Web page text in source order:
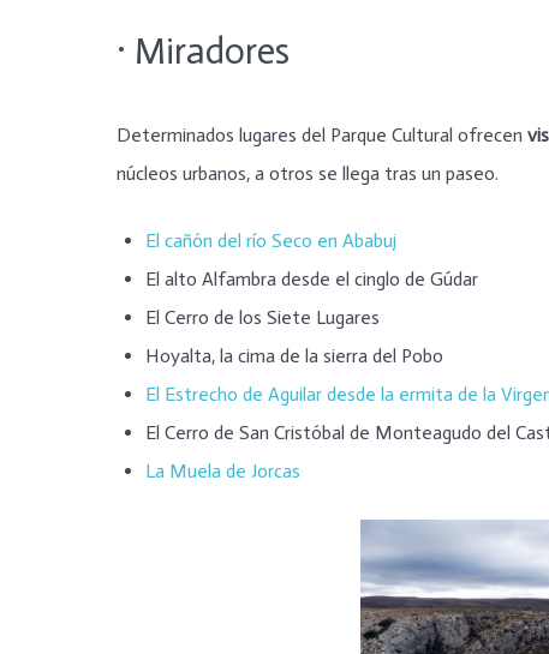
· Miradores
Determinados lugares del Parque Cultural ofrecen
núcleos urbanos, a otros se llega tras un paseo.
El cañón del río Seco en Ababuj
El alto Alfambra desde el cinglo de Gúdar
El Cerro de los Siete Lugares
Hoyalta, la cima de la sierra del Pobo
El Estrecho de Aguilar desde la ermita de la
El Cerro de San Cristóbal de Monteagudo del
La Muela de Jorcas